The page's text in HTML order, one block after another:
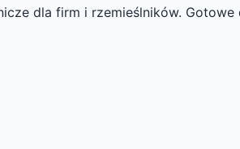
dla firm i rzemieślników. Gotowe